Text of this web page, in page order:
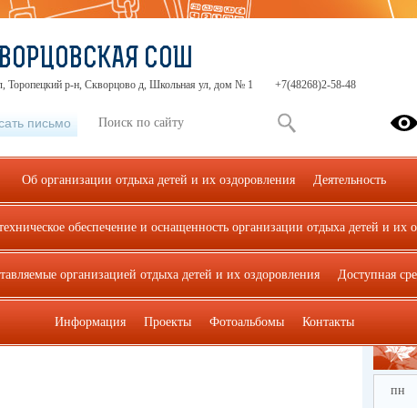
по соблюдению требований к служебному поведению и
комиссия)
требований к служебному
конфликта интересов
пн
СОШ
Торопецкий р-н, Скворцово д, Школьная ул, дом № 1 +7(48268)2-58-48
письмо
Об организации отдыха детей и их оздоровления Деятельность
обеспечение и оснащенность организации отдыха детей и их
организацией отдыха детей и их оздоровления Доступная
Информация Проекты Фотоальбомы Контакты